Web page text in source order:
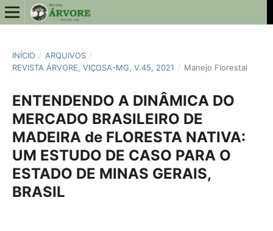
INÍCIO / ARQUIVOS /
REVISTA ÁRVORE, VIÇOSA-MG, V.45, 2021 / Manejo Florestal
ENTENDENDO A DINÂMICA DO
MERCADO BRASILEIRO DE
MADEIRA de FLORESTA NATIVA:
UM ESTUDO DE CASO PARA O
ESTADO DE MINAS GERAIS,
BRASIL